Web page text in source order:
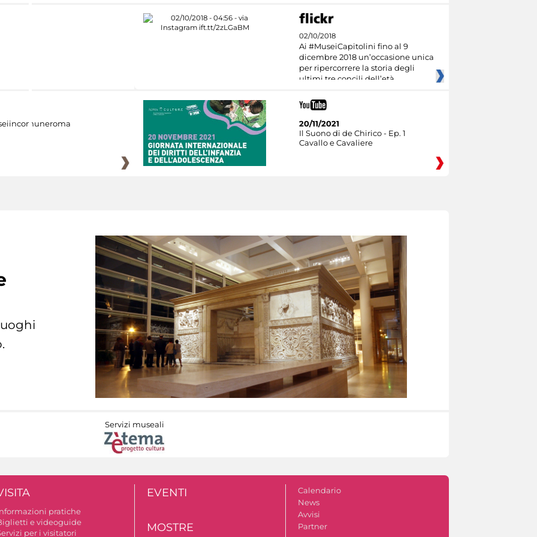
02/10/2018
Ai #MuseiCapitolini fino al 9
dicembre 2018 un’occasione unica
per ripercorrere la storia degli
ultimi tre concili dell’età
20/11/2021
Il Suono di de Chirico - Ep. 1
Cavallo e Cavaliere
Servizi museali
pratiche
e videoguide
per i visitatori
EVENTI
MOSTRE
Calendario
News
Avvisi
Partner